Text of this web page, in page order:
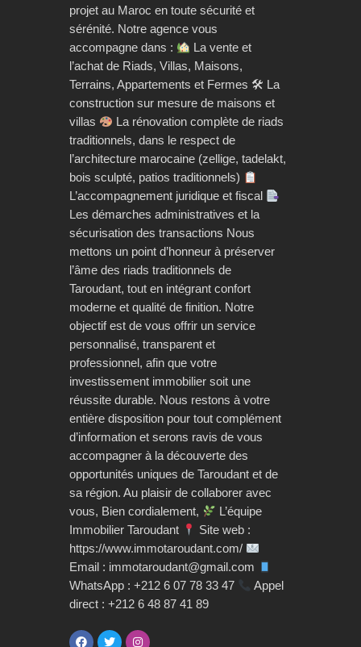
projet au Maroc en toute sécurité et
sérénité. Notre agence vous
accompagne dans :
La vente et
l’achat de Riads, Villas, Maisons,
Terrains, Appartements et Fermes 🛠 La
construction sur mesure de maisons et
villas
La rénovation complète de riads
traditionnels, dans le respect de
l’architecture marocaine (zellige, tadelakt,
bois sculpté, patios traditionnels)
L’accompagnement juridique et fiscal
Les démarches administratives et la
sécurisation des transactions Nous
mettons un point d’honneur à préserver
l’âme des riads traditionnels de
Taroudant, tout en intégrant confort
moderne et qualité de finition. Notre
objectif est de vous offrir un service
personnalisé, transparent et
professionnel, afin que votre
investissement immobilier soit une
réussite durable. Nous restons à votre
entière disposition pour tout complément
d’information et serons ravis de vous
accompagner à la découverte des
opportunités uniques de Taroudant et de
sa région. Au plaisir de collaborer avec
vous, Bien cordialement,
L’équipe
Immobilier Taroudant
Site web :
https://www.immotaroudant.com/
Email : immotaroudant@gmail.com
WhatsApp : +212 6 07 78 33 47
Appel
direct : +212 6 48 87 41 89